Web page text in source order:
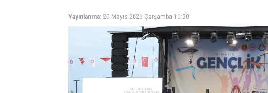
Yayınlanma: 20 Mayıs 2026 Çarşamba 10:50